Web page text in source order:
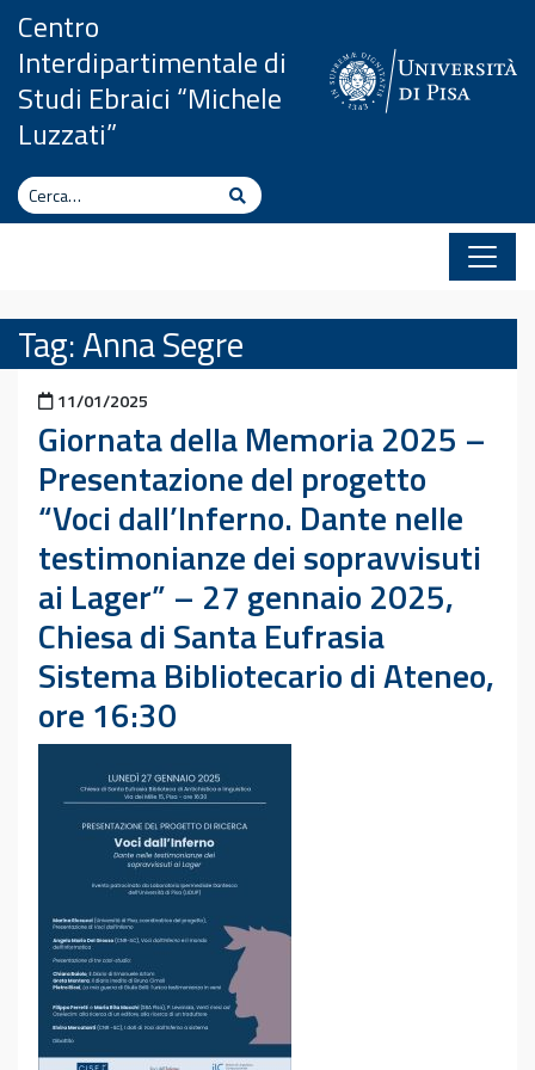
Vai al contenuto
Centro
Interdipartimentale di
Studi Ebraici “Michele
Luzzati”
Cerca Cerca
Tag:Anna Segre
Pubblicato il
11/01/2025
Giornata della Memoria 2025 –
Presentazione del progetto
“Voci dall’Inferno. Dante nelle
testimonianze dei sopravvisuti
ai Lager” – 27 gennaio 2025,
Chiesa di Santa Eufrasia
Sistema Bibliotecario di Ateneo,
ore 16:30